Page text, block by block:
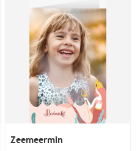
Zeemeermin